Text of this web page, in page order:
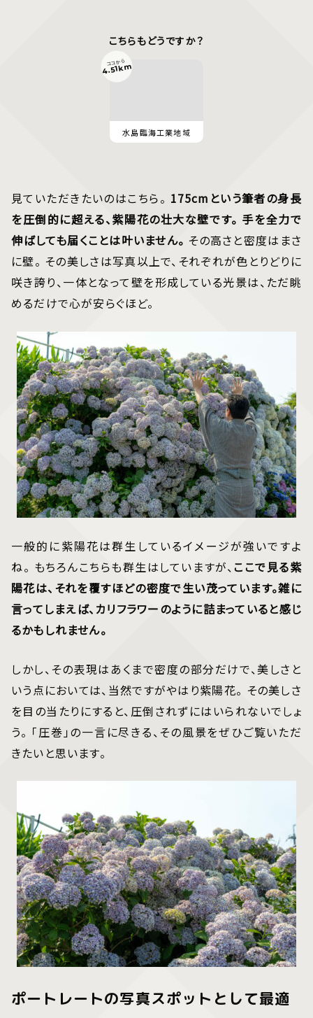
こちらもどうですか？
水島臨海工業地域
ココから
4.51km
見ていただきたいのはこちら。 175cmという筆者の身長
を圧倒的に超える、紫陽花の壮大な壁です。 手を全力で
伸ばしても届くことは叶いません。 その高さと密度はまさ
に壁。 その美しさは写真以上で、それぞれが色とりどりに
咲き誇り、一体となって壁を形成している光景は、ただ眺
めるだけで心が安らぐほど。
一般的に紫陽花は群生しているイメージが強いですよ
ね。 もちろんこちらも群生はしていますが、ここで見る紫
陽花は、それを覆すほどの密度で生い茂っています。雑に
言ってしまえば、カリフラワーのように詰まっていると感じ
るかもしれません。
しかし、その表現はあくまで密度の部分だけで、美しさと
いう点においては、当然ですがやはり紫陽花。 その美しさ
を目の当たりにすると、圧倒されずにはいられないでしょ
う。 「圧巻」の一言に尽きる、その風景をぜひご覧いただ
きたいと思います。
ポートレートの写真スポットとして最適